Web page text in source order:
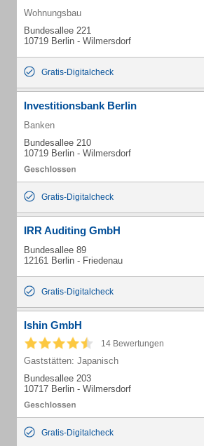
Wohnungsbau
Bundesallee 221
10719 Berlin - Wilmersdorf
Gratis-Digitalcheck
Investitionsbank Berlin
Banken
Bundesallee 210
10719 Berlin - Wilmersdorf
Gratis-Digitalcheck
IRR Auditing GmbH
Bundesallee 89
12161 Berlin - Friedenau
Gratis-Digitalcheck
Ishin GmbH
14 Bewertungen
Gaststätten: Japanisch
Bundesallee 203
10717 Berlin - Wilmersdorf
Gratis-Digitalcheck